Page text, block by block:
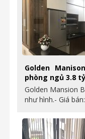
Golden
phòng ngủ 3.8
Golden Mansion
như hình.- Giá